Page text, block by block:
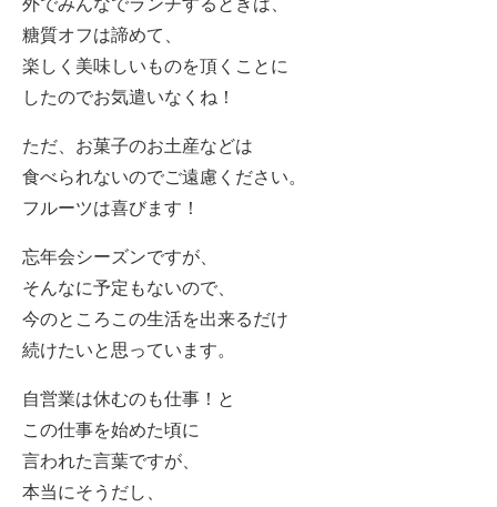
糖質オフは諦めて、
楽しく美味しいものを頂くことに
したのでお気遣いなくね！
ただ、お菓子のお土産などは
食べられないのでご遠慮ください。
フルーツは喜びます！
忘年会シーズンですが、
そんなに予定もないので、
今のところこの生活を出来るだけ
続けたいと思っています。
自営業は休むのも仕事！と
この仕事を始めた頃に
言われた言葉ですが、
本当にそうだし、